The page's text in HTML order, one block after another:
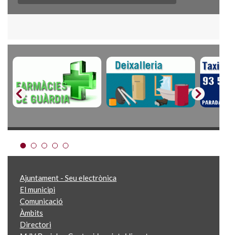
Ajuntament - Seu electrònica
El municipi
Comunicació
Àmbits
Directori